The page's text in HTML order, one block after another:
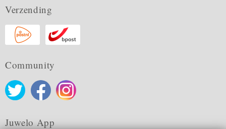
Verzending
Community
Juwelo App